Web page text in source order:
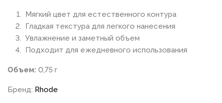
Мягкий цвет для естественного контура
Гладкая текстура для легкого нанесения
Увлажнение и заметный объем
Подходит для ежедневного использования
Объем: 0,75 г
Бренд: Rhode